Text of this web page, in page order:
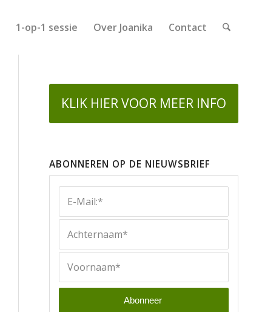
1-op-1 sessie Over Joanika Contact
KLIK HIER VOOR MEER INFO
ABONNEREN OP DE NIEUWSBRIEF